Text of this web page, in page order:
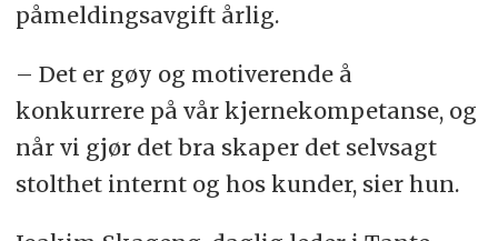
påmeldingsavgift årlig.
– Det er gøy og motiverende å
konkurrere på vår kjernekompetanse, og
når vi gjør det bra skaper det selvsagt
stolthet internt og hos kunder, sier hun.